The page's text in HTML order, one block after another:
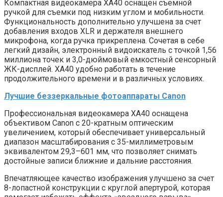
Компактная видеокамера XA40 оснащен съемной
ручкой для съемки под низким углом и мобильности.
Функциональность дополнительно улучшена за счет
добавления входов XLR и держателя внешнего
микрофона, когда ручка прикреплена. Сочетая в себе
легкий дизайн, электронный видоискатель с точкой 1,56
миллиона точек и 3,0-дюймовый емкостный сенсорный
ЖК-дисплей. XA40 удобно работать в течение
продолжительного времени и в различных условиях.
Лучшие беззеркальные фотоаппараты Canon
Профессиональная видеокамера XA40 оснащена
объективом Canon с 20-кратным оптическим
увеличением, который обеспечивает универсальный
диапазон масштабирования с 35-миллиметровым
эквивалентом 29,3–601 мм, что позволяет снимать
достойные записи ближние и дальние расстояния.
Впечатляющее качество изображения улучшено за счет
8-лопастной конструкции с круглой апертурой, которая